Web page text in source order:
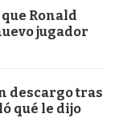
Ronald
jugador
descargo tras
qué le dijo